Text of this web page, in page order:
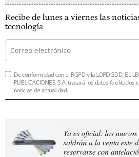
Recibe de lunes a viernes las
tecnología
De conformidad con el RGPD y la LOPDGDD, EL
PUBLICACIONES, S.A. tratará los datos
noticias de actualidad.
Ya es oficial: los
saldrán a la venta este
reservarse con